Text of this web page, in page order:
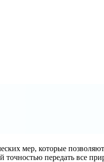
мер, которые
точностью передать все